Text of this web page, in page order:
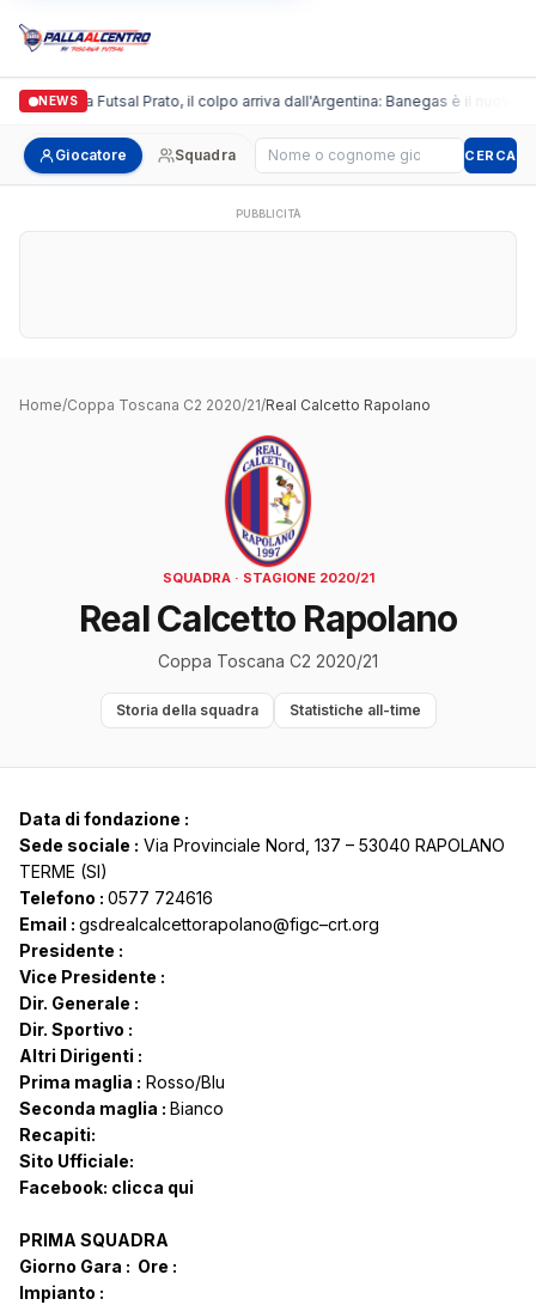
NEWS
Italgronda Futsal Prato, il colpo arriva dall'Argentina: Banegas è il nuovo
Giocatore Squadra Cerca giocatore CERCA
PUBBLICITÀ
Home/Coppa Toscana C2 2020/21/Real Calcetto Rapolano
SQUADRA · STAGIONE 2020/21
Real Calcetto Rapolano
Coppa Toscana C2 2020/21
Storia della squadra Statistiche all-time
Data di fondazione :
Sede sociale : Via Provinciale Nord, 137 – 53040 RAPOLANO
TERME (SI)
Telefono : 0577 724616
Email : gsdrealcalcettorapolano@figc–crt.org
Presidente :
Vice Presidente :
Dir. Generale :
Dir. Sportivo :
Altri Dirigenti :
Prima maglia : Rosso/Blu
Seconda maglia : Bianco
Recapiti:
Sito Ufficiale:
Facebook: clicca qui
PRIMA SQUADRA
Giorno Gara : Ore :
Impianto :